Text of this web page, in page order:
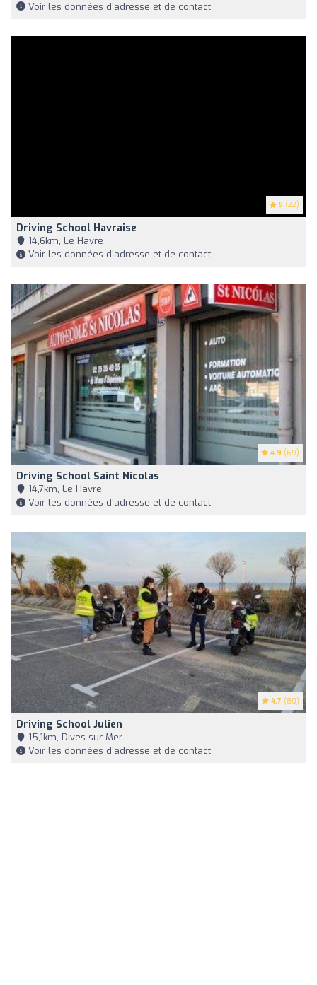
Voir les données d'adresse et de contact
5 (22)
Driving School Havraise
14,6km, Le Havre
Voir les données d'adresse et de contact
4.9 (69)
Driving School Saint Nicolas
14,7km, Le Havre
Voir les données d'adresse et de contact
4.7 (80)
Driving School Julien
15,1km, Dives-sur-Mer
Voir les données d'adresse et de contact